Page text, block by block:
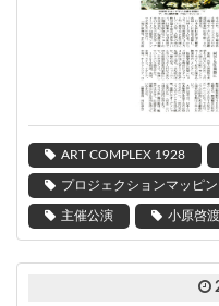
ART COMPLEX 1928
プロジェクションマッピン
主催公演 小原啓